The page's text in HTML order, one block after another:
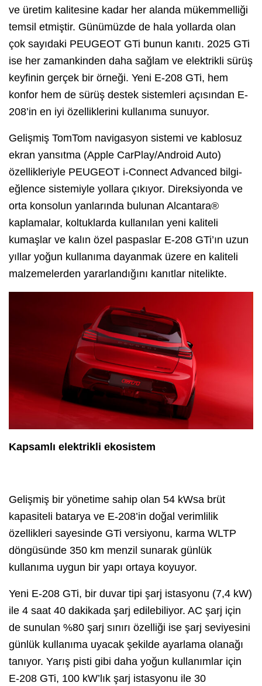
ve üretim kalitesine kadar her alanda mükemmelliği
temsil etmiştir. Günümüzde de hala yollarda olan
çok sayıdaki PEUGEOT GTi bunun kanıtı. 2025 GTi
ise her zamankinden daha sağlam ve elektrikli sürüş
keyfinin gerçek bir örneği. Yeni E-208 GTi, hem
konfor hem de sürüş destek sistemleri açısından E-
208’in en iyi özelliklerini kullanıma sunuyor.
Gelişmiş TomTom navigasyon sistemi ve kablosuz
ekran yansıtma (Apple CarPlay/Android Auto)
özellikleriyle PEUGEOT i-Connect Advanced bilgi-
eğlence sistemiyle yollara çıkıyor. Direksiyonda ve
orta konsolun yanlarında bulunan Alcantara®
kaplamalar, koltuklarda kullanılan yeni kaliteli
kumaşlar ve kalın özel paspaslar E-208 GTi’ın uzun
yıllar yoğun kullanıma dayanmak üzere en kaliteli
malzemelerden yararlandığını kanıtlar nitelikte.
Kapsamlı elektrikli ekosistem
Gelişmiş bir yönetime sahip olan 54 kWsa brüt
kapasiteli batarya ve E-208’in doğal verimlilik
özellikleri sayesinde GTi versiyonu, karma WLTP
döngüsünde 350 km menzil sunarak günlük
kullanıma uygun bir yapı ortaya koyuyor.
Yeni E-208 GTi, bir duvar tipi şarj istasyonu (7,4 kW)
ile 4 saat 40 dakikada şarj edilebiliyor. AC şarj için
de sunulan %80 şarj sınırı özelliği ise şarj seviyesini
günlük kullanıma uyacak şekilde ayarlama olanağı
tanıyor. Yarış pisti gibi daha yoğun kullanımlar için
E-208 GTi, 100 kW’lık şarj istasyonu ile 30